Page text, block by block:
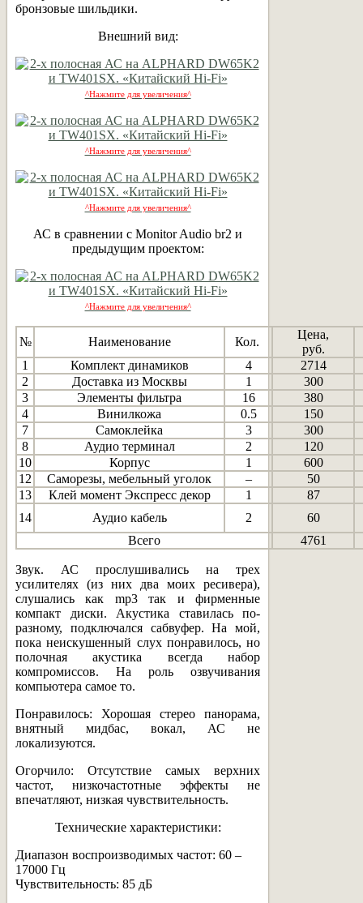
бронзовые шильдики.
Внешний вид:
^Нажмите для увеличения^
^Нажмите для увеличения^
^Нажмите для увеличения^
АС в сравнении с Monitor Audio br2 и
предыдущим проектом:
^Нажмите для увеличения^
№ Наименование Кол.
Цена,
руб.
1
Комплект​ динамиков 4
2714
2
Доставка из Москвы 1
300
3
Элементы фильтра 16
380
4
Винилкожа 0.5
150
7
Самоклейка 3
300
8
Аудио терминал 2
120
10
Корпус 1
600
12
Саморезы, мебельный уголок –
50
13
Клей момент Экспресс декор 1
87
14
Аудио кабель 2
60
Всего
4761
Звук. АС прослушивались на трех
усилителях (из них два моих ресивера),
слушались как mp3 так и фирменные
компакт диски. Акустика ставилась по-
разному, подключался сабвуфер. На мой,
пока неискушенный слух понравилось, но
полочная акустика всегда набор
компромиссов. На роль озвучивания
компьютера самое то.
Понравилось: Хорошая стерео панорама,
внятный мидбас, вокал, АС не
локализуются.
Огорчило: Отсутствие самых верхних
частот, низкочастотные эффекты не
впечатляют, низкая чувствительность.
Технические характеристики:
Диапазон воспроизводимых частот: 60 –
17000 Гц
Чувствительность: 85 дБ